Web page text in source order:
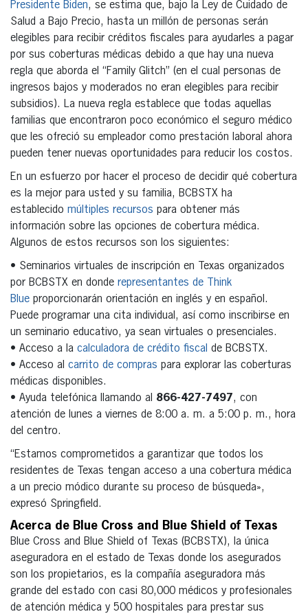
Presidente Biden, se estima que, bajo la Ley de Cuidado de
Salud a Bajo Precio, hasta un millón de personas serán
elegibles para recibir créditos fiscales para ayudarles a pagar
por sus coberturas médicas debido a que hay una nueva
regla que aborda el “Family Glitch” (en el cual personas de
ingresos bajos y moderados no eran elegibles para recibir
subsidios). La nueva regla establece que todas aquellas
familias que encontraron poco económico el seguro médico
que les ofreció su empleador como prestación laboral ahora
pueden tener nuevas oportunidades para reducir los costos.
En un esfuerzo por hacer el proceso de decidir qué cobertura
es la mejor para usted y su familia, BCBSTX ha
establecido múltiples recursos para obtener más
información sobre las opciones de cobertura médica.
Algunos de estos recursos son los siguientes:
• Seminarios virtuales de inscripción en Texas organizados
por BCBSTX en donde representantes de Think
Blue proporcionarán orientación en inglés y en español.
Puede programar una cita individual, así como inscribirse en
un seminario educativo, ya sean virtuales o presenciales.
• Acceso a la calculadora de crédito fiscal de BCBSTX.
• Acceso al carrito de compras para explorar las coberturas
médicas disponibles.
• Ayuda telefónica llamando al 866-427-7497, con
atención de lunes a viernes de 8:00 a. m. a 5:00 p. m., hora
del centro.
“Estamos comprometidos a garantizar que todos los
residentes de Texas tengan acceso a una cobertura médica
a un precio módico durante su proceso de búsqueda»,
expresó Springfield.
Acerca de Blue Cross and Blue Shield of Texas
Blue Cross and Blue Shield of Texas (BCBSTX), la única
aseguradora en el estado de Texas donde los asegurados
son los propietarios, es la compañía aseguradora más
grande del estado con casi 80,000 médicos y profesionales
de atención médica y 500 hospitales para prestar sus